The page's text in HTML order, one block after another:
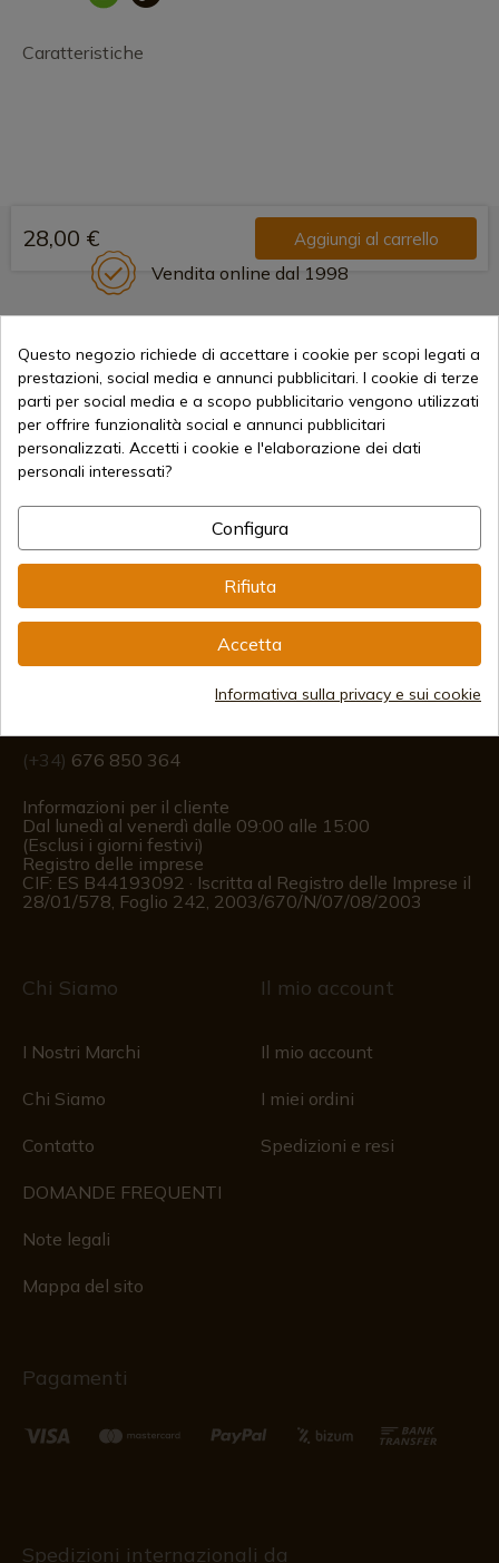
Caratteristiche
28,00 € Aggiungi al carrello
Vendita online dal 1998
Metodi di pagamento sicuri
Spedizioni Internazionali
Informazione
info@aceros-de-hispania.com
(+34) 676 850 364
Informazioni per il cliente
Dal lunedì al venerdì dalle 09:00 alle 15:00
(Esclusi i giorni festivi)
Registro delle imprese
CIF: ES B44193092 · Iscritta al Registro delle Imprese il
28/01/578, Foglio 242, 2003/670/N/07/08/2003
Chi Siamo
I Nostri Marchi
Chi Siamo
Contatto
DOMANDE FREQUENTI
Note legali
Mappa del sito
Il mio account
Il mio account
I miei ordini
Spedizioni e resi
Pagamenti
Spedizioni internazionali da
Questo negozio richiede di accettare i cookie per scopi legati a
prestazioni, social media e annunci pubblicitari. I cookie di terze
parti per social media e a scopo pubblicitario vengono utilizzati
per offrire funzionalità social e annunci pubblicitari
personalizzati. Accetti i cookie e l'elaborazione dei dati
personali interessati?
Configura
Rifiuta
Accetta
Informativa sulla privacy e sui cookie